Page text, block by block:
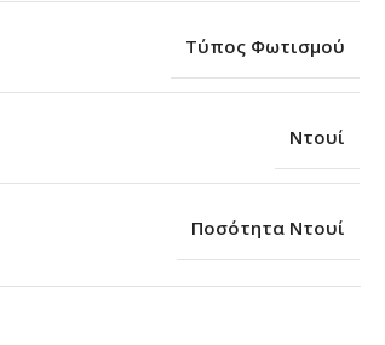
Τύπος Φωτισμού
Ντουί
Ποσότητα Ντουί